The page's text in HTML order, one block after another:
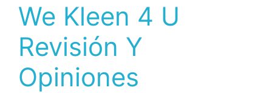
We Kleen 4 U
Revisión Y
Opiniones